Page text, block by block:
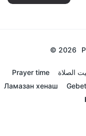
© 2026
Prayer time الصلاة
Ламазан хенаш